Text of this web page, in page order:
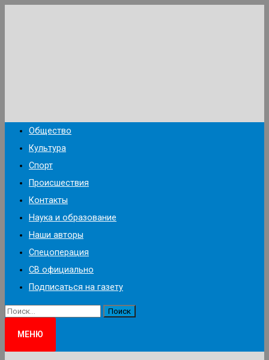
Общество
Культура
Спорт
Происшествия
Контакты
Наука и образование
Наши авторы
Спецоперация
СВ официально
Подписаться на газету
Найти:
МЕНЮ